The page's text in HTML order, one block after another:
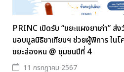
PRINC เปิดรับ “ขยะแผงยาเก่า” ส่
มอบมูลนิธิขาเทียมฯ ช่วยผู้พิการ ใ
ขยะล่องหน @ ชุมชนปีที่ 4
11 กรกฎาคม 2567